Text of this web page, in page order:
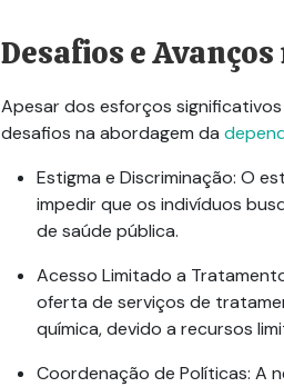
Desafios e
Apesar dos esforços
desafios na abordagem da
Estigma e Discriminação: O
impedir que os indivíduos
de saúde pública.
Acesso Limitado a
oferta de serviços de
química, devido a recursos
Coordenação de Políticas: A